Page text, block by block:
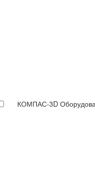
КОМПАС-3D